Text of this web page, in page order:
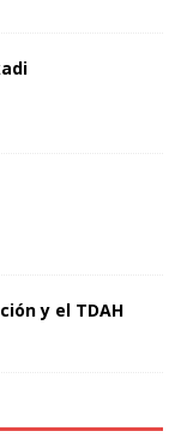
y el TDAH